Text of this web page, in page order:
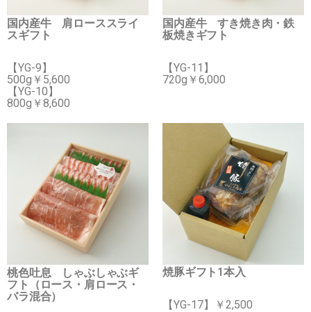
国内産牛 肩ローススライ
スギフト
【YG-9】
500g￥5,600
【YG-10】
800g￥8,600
国内産牛 すき焼き肉・鉄
板焼きギフト
【YG-11】
720g￥6,000
桃色吐息 しゃぶしゃぶギ
フト（ロース・肩ロース・
バラ混合）
焼豚ギフト1本入
【YG-17】￥2,500